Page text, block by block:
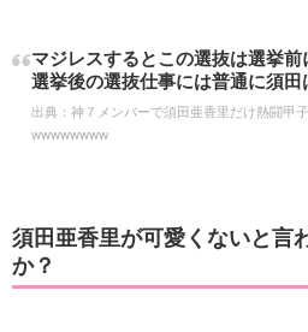
マジレスするとこの選抜は選挙
選挙後の選抜仕事には普通に須田
出典： 神７メンバーで須田亜香里だけ熱闘甲
wwwwwwww
須田亜香里が可愛くないと言
か？